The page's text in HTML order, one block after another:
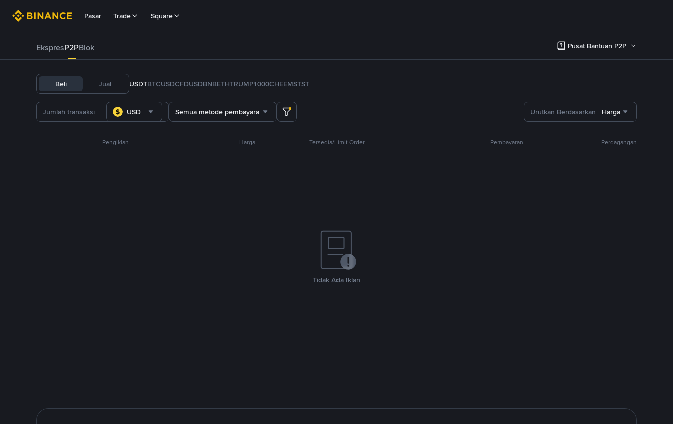
Pasar Trade Square
EkspresP2PBlok Pusat Bantuan P2P
Beli Jual USDTBTCUSDCFDUSDBNBETHTRUMP1000CHEEMSTST
USD Semua metode pembayaran Urutkan Berdasarkan Harga
Pengiklan Harga Tersedia/Limit Order Pembayaran Perdagangan
Tidak Ada Iklan